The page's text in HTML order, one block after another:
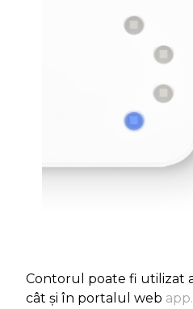
Contorul poate fi utilizat
cât și în portalul web